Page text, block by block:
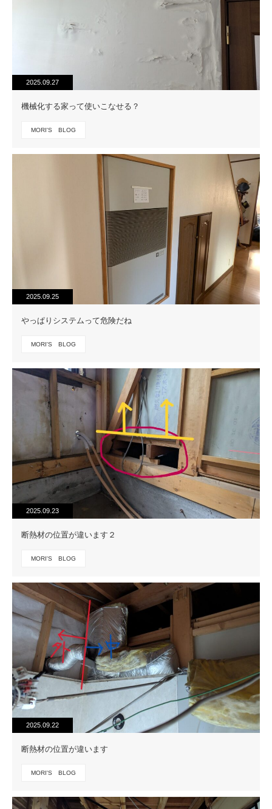
2025.09.27
機械化する家って使いこなせる？
MORI'S BLOG
2025.09.25
やっぱりシステムって危険だね
MORI'S BLOG
2025.09.23
断熱材の位置が違います２
MORI'S BLOG
2025.09.22
断熱材の位置が違います
MORI'S BLOG